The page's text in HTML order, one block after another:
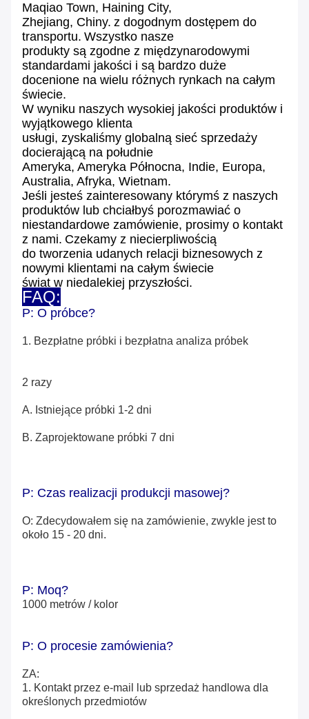
Maqiao Town, Haining City,
Zhejiang, Chiny. z dogodnym dostępem do
transportu. Wszystko nasze
produkty są zgodne z międzynarodowymi
standardami jakości i są bardzo duże
docenione na wielu różnych rynkach na całym
świecie.
W wyniku naszych wysokiej jakości produktów i
wyjątkowego klienta
usługi, zyskaliśmy globalną sieć sprzedaży
docierającą na południe
Ameryka, Ameryka Północna, Indie, Europa,
Australia, Afryka, Wietnam.
Jeśli jesteś zainteresowany którymś z naszych
produktów lub chciałbyś porozmawiać o
niestandardowe zamówienie, prosimy o kontakt
z nami. Czekamy z niecierpliwością
do tworzenia udanych relacji biznesowych z
nowymi klientami na całym świecie
świat w niedalekiej przyszłości.
FAQ:
P: O próbce?
1. Bezpłatne próbki i bezpłatna analiza próbek
2 razy
A. Istniejące próbki 1-2 dni
B. Zaprojektowane próbki 7 dni
P: Czas realizacji produkcji masowej?
O: Zdecydowałem się na zamówienie, zwykle jest to
około 15 - 20 dni.
P: Moq?
1000 metrów / kolor
P: O procesie zamówienia?
ZA:
1. Kontakt przez e-mail lub sprzedaż handlowa dla
określonych przedmiotów